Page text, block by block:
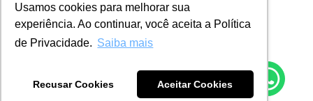
Usamos cookies para melhorar sua
experiência. Ao continuar, você aceita a Política
de Privacidade. Saiba mais
Recusar Cookies Aceitar Cookies
Pelotas/RS
+ 55 (53) 2128-8300
contato@husfp.ucpel.edu.br